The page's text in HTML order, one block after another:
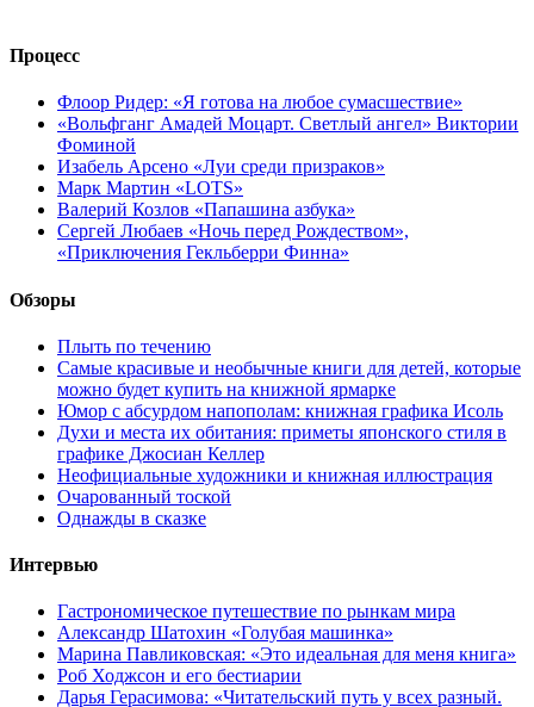
Процесс
Флоор Ридер: «Я готова на любое сумасшествие»
«Вольфганг Амадей Моцарт. Светлый ангел» Виктории
Фоминой
Изабель Арсено «Луи среди призраков»
Марк Мартин «LOTS»
Валерий Козлов «Папашина азбука»
Сергей Любаев «Ночь перед Рождеством»,
«Приключения Гекльберри Финна»
Обзоры
Плыть по течению
Самые красивые и необычные книги для детей, которые
можно будет купить на книжной ярмарке
Юмор с абсурдом напополам: книжная графика Исоль
Духи и места их обитания: приметы японского стиля в
графике Джосиан Келлер
Неофициальные художники и книжная иллюстрация
Очарованный тоской
Однажды в сказке
Интервью
Гастрономическое путешествие по рынкам мира
Александр Шатохин «Голубая машинка»
Марина Павликовская: «Это идеальная для меня книга»
Роб Ходжсон и его бестиарии
Дарья Герасимова: «Читательский путь у всех разный.